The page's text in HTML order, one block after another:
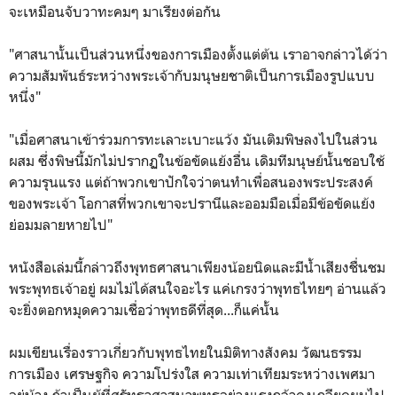
จะเหมือนจับวาทะคมๆ มาเรียงต่อกัน
"ศาสนานั้นเป็นส่วนหนึ่งของการเมืองตั้งแต่ต้น เราอาจกล่าวได้ว่า
ความสัมพันธ์ระหว่างพระเจ้ากับมนุษยชาติเป็นการเมืองรูปแบบ
หนึ่ง"
"เมื่อศาสนาเข้าร่วมการทะเลาะเบาะแว้ง มันเติมพิษลงไปในส่วน
ผสม ซึ่งพิษนี้มักไม่ปรากฏในข้อขัดแย้งอื่น เดิมทีมนุษย์นั้นชอบใช้
ความรุนแรง แต่ถ้าพวกเขาปักใจว่าตนทำเพื่อสนองพระประสงค์
ของพระเจ้า โอกาสที่พวกเขาจะปรานีและออมมือเมื่อมีข้อขัดแย้ง
ย่อมมลายหายไป"
หนังสือเล่มนี้กล่าวถึงพุทธศาสนาเพียงน้อยนิดและมีน้ำเสียงชื่นชม
พระพุทธเจ้าอยู่ ผมไม่ได้สนใจอะไร แค่เกรงว่าพุทธไทยๆ อ่านแล้ว
จะยิ่งตอกหมุดความเชื่อว่าพุทธดีที่สุด...ก็แค่นั้น
ผมเขียนเรื่องราวเกี่ยวกับพุทธไทยในมิติทางสังคม วัฒนธรรม
การเมือง เศรษฐกิจ ความโปร่งใส ความเท่าเทียมระหว่างเพศมา